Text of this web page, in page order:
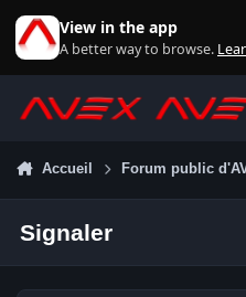
View in the app
A better way to browse.
Accueil Forum public
Signaler